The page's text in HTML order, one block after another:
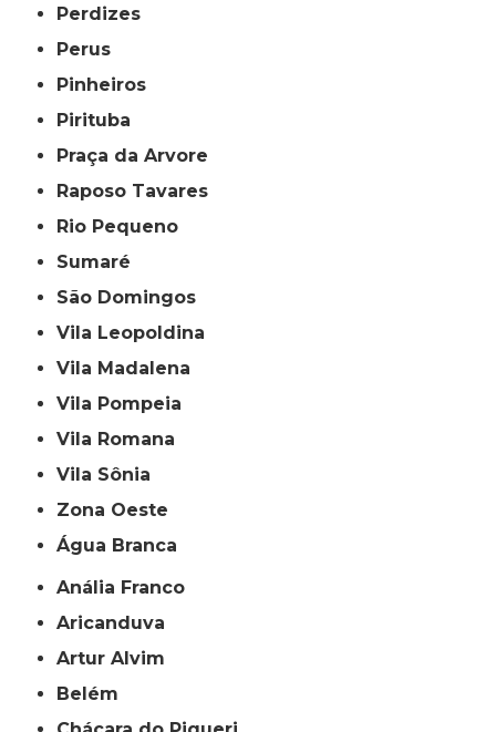
Perdizes
Perus
Pinheiros
Pirituba
Praça da Arvore
Raposo Tavares
Rio Pequeno
Sumaré
São Domingos
Vila Leopoldina
Vila Madalena
Vila Pompeia
Vila Romana
Vila Sônia
Zona Oeste
Água Branca
Anália Franco
Aricanduva
Artur Alvim
Belém